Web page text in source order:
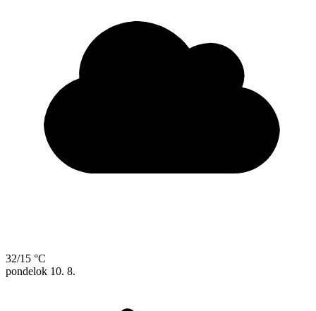
32/15 °C
pondelok 10. 8.